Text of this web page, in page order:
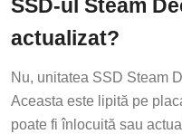
SSD-ul Steam
actualizat?
Nu, unitatea SSD Steam
Aceasta este lipită pe
poate fi înlocuită sau